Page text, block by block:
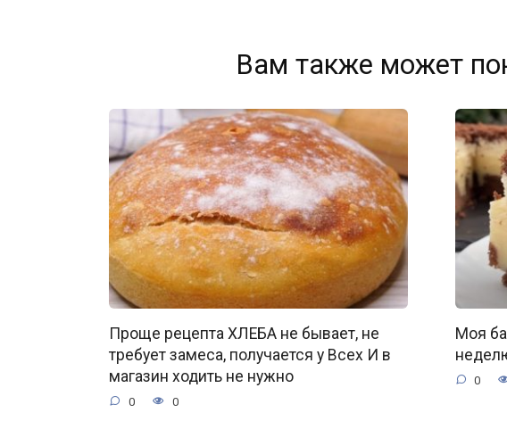
Вам также может
Проще рецепта ХЛЕБА не бывает, не
требует замеса, получается у Всех И в
магазин ходить не нужно
0 0
Моя
0